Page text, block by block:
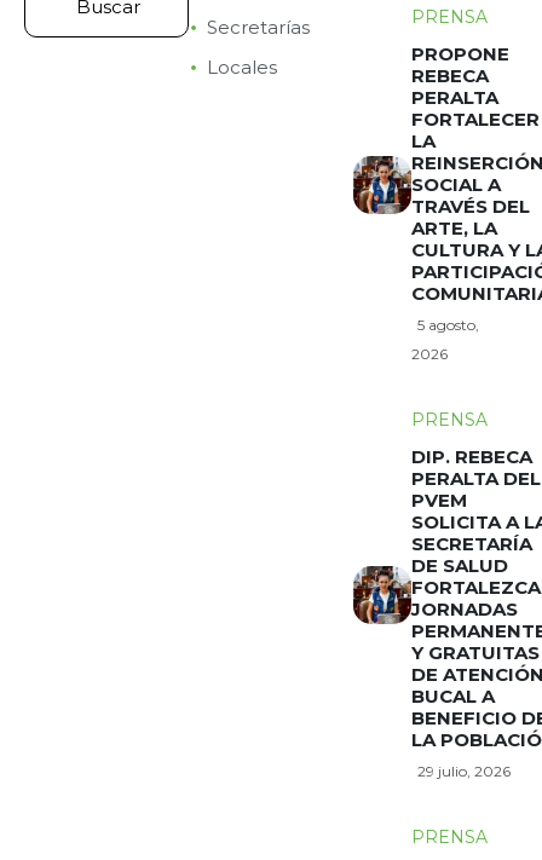
Secretarías
Locales
PRENSA
PROPONE
REBECA
PERALTA
FORTALECER
LA
SOCIAL A
TRAVÉS DEL
ARTE, LA
CULTURA Y
5 agosto,
2026
PRENSA
DIP. REBECA
PERALTA DEL
PVEM
SOLICITA A
SECRETARÍA
DE SALUD
FORTALEZCA
JORNADAS
Y GRATUITAS
DE
BUCAL A
BENEFICIO
LA
29 julio, 2026
PRENSA